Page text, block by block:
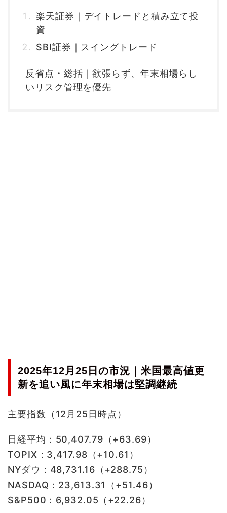
楽天証券｜デイトレードと積み立て投
資
SBI証券｜スイングトレード
反省点・総括｜欲張らず、年末相場らし
いリスク管理を優先
2025年12月25日の市況｜米国最高値更
新を追い風に年末相場は堅調継続
主要指数（12月25日時点）
日経平均：50,407.79（+63.69）
TOPIX：3,417.98（+10.61）
NYダウ：48,731.16（+288.75）
NASDAQ：23,613.31（+51.46）
S&P500：6,932.05（+22.26）